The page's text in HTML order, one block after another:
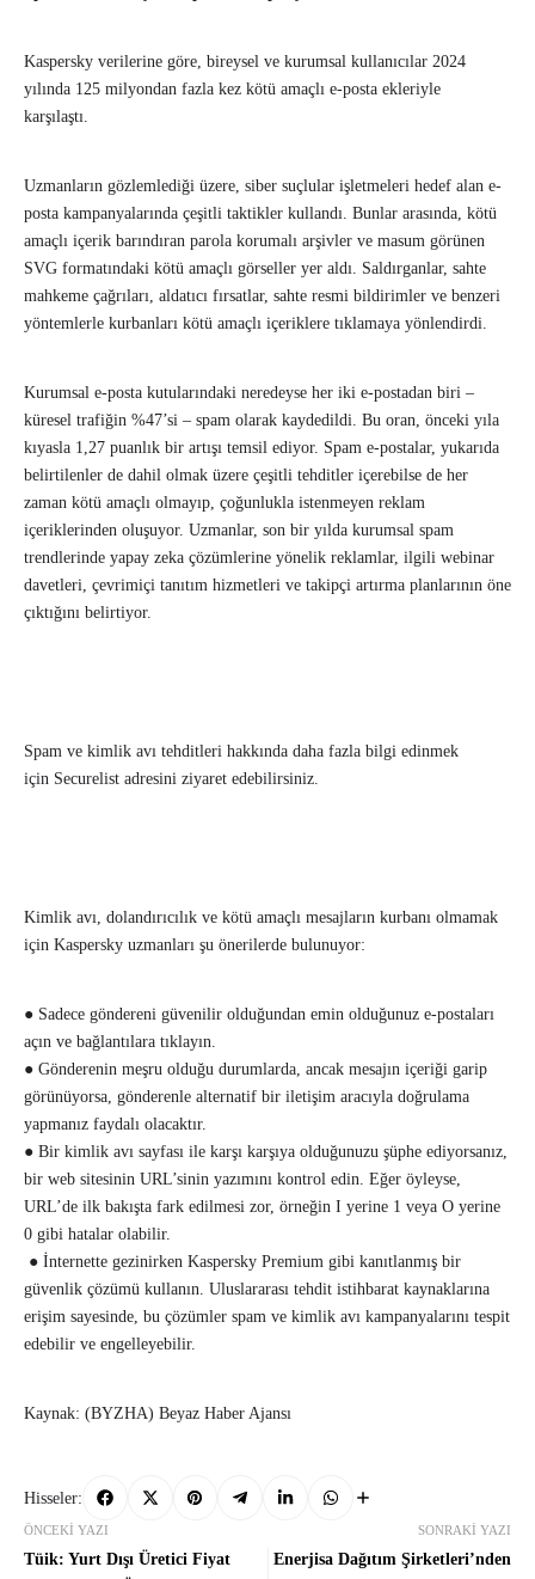
Kaspersky verilerine göre, bireysel ve kurumsal kullanıcılar 2024
yılında 125 milyondan fazla kez kötü amaçlı e-posta ekleriyle
karşılaştı.
Uzmanların gözlemlediği üzere, siber suçlular işletmeleri hedef alan e-
posta kampanyalarında çeşitli taktikler kullandı. Bunlar arasında, kötü
amaçlı içerik barındıran parola korumalı arşivler ve masum görünen
SVG formatındaki kötü amaçlı görseller yer aldı. Saldırganlar, sahte
mahkeme çağrıları, aldatıcı fırsatlar, sahte resmi bildirimler ve benzeri
yöntemlerle kurbanları kötü amaçlı içeriklere tıklamaya yönlendirdi.
Kurumsal e-posta kutularındaki neredeyse her iki e-postadan biri –
küresel trafiğin %47’si – spam olarak kaydedildi. Bu oran, önceki yıla
kıyasla 1,27 puanlık bir artışı temsil ediyor. Spam e-postalar, yukarıda
belirtilenler de dahil olmak üzere çeşitli tehditler içerebilse de her
zaman kötü amaçlı olmayıp, çoğunlukla istenmeyen reklam
içeriklerinden oluşuyor. Uzmanlar, son bir yılda kurumsal spam
trendlerinde yapay zeka çözümlerine yönelik reklamlar, ilgili webinar
davetleri, çevrimiçi tanıtım hizmetleri ve takipçi artırma planlarının öne
çıktığını belirtiyor.
Spam ve kimlik avı tehditleri hakkında daha fazla bilgi edinmek
için Securelist adresini ziyaret edebilirsiniz.
Kimlik avı, dolandırıcılık ve kötü amaçlı mesajların kurbanı olmamak
için Kaspersky uzmanları şu önerilerde bulunuyor:
● Sadece göndereni güvenilir olduğundan emin olduğunuz e-postaları
açın ve bağlantılara tıklayın.
● Gönderenin meşru olduğu durumlarda, ancak mesajın içeriği garip
görünüyorsa, gönderenle alternatif bir iletişim aracıyla doğrulama
yapmanız faydalı olacaktır.
● Bir kimlik avı sayfası ile karşı karşıya olduğunuzu şüphe ediyorsanız,
bir web sitesinin URL’sinin yazımını kontrol edin. Eğer öyleyse,
URL’de ilk bakışta fark edilmesi zor, örneğin I yerine 1 veya O yerine
0 gibi hatalar olabilir.
● İnternette gezinirken Kaspersky Premium gibi kanıtlanmış bir
güvenlik çözümü kullanın. Uluslararası tehdit istihbarat kaynaklarına
erişim sayesinde, bu çözümler spam ve kimlik avı kampanyalarını tespit
edebilir ve engelleyebilir.
Kaynak: (BYZHA) Beyaz Haber Ajansı
Hisseler:
ÖNCEKI YAZI
Tüik: Yurt Dışı Üretici Fiyat
SONRAKI YAZI
Enerjisa Dağıtım Şirketleri’nden